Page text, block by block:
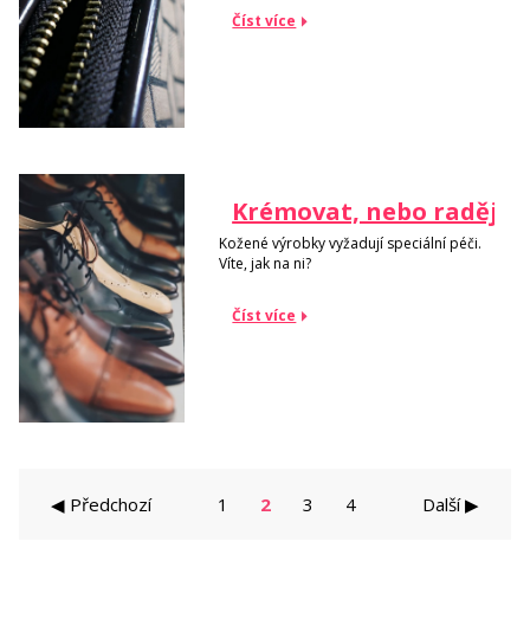
Číst více
Krémovat, nebo raději
Kožené výrobky vyžadují speciální péči.
Víte, jak na ni?
Číst více
◀ Předchozí 1 2 3 4 Další ▶